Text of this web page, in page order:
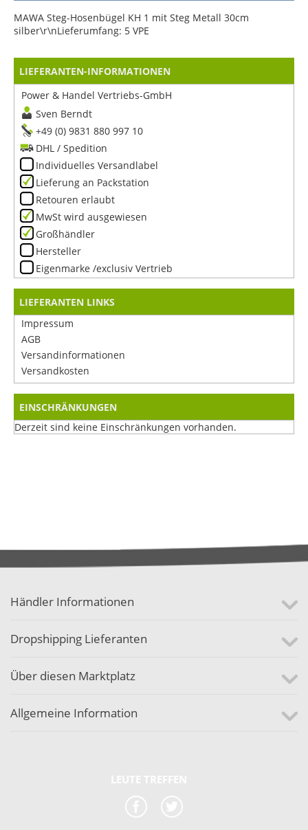
MAWA Steg-Hosenbügel KH 1 mit Steg Metall 30cm
silber\r\nLieferumfang: 5 VPE
LIEFERANTEN-INFORMATIONEN
Power & Handel Vertriebs-GmbH
Sven Berndt
+49 (0) 9831 880 997 10
DHL / Spedition
Individuelles Versandlabel
Lieferung an Packstation
Retouren erlaubt
MwSt wird ausgewiesen
Großhändler
Hersteller
Eigenmarke /exclusiv Vertrieb
LIEFERANTEN LINKS
Impressum
AGB
Versandinformationen
Versandkosten
EINSCHRÄNKUNGEN
Derzeit sind keine Einschränkungen vorhanden.
Händler Informationen
Dropshipping Lieferanten
Über diesen Marktplatz
Allgemeine Information